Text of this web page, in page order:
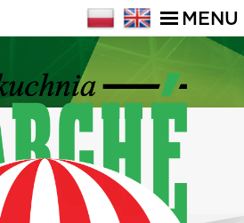
MENU